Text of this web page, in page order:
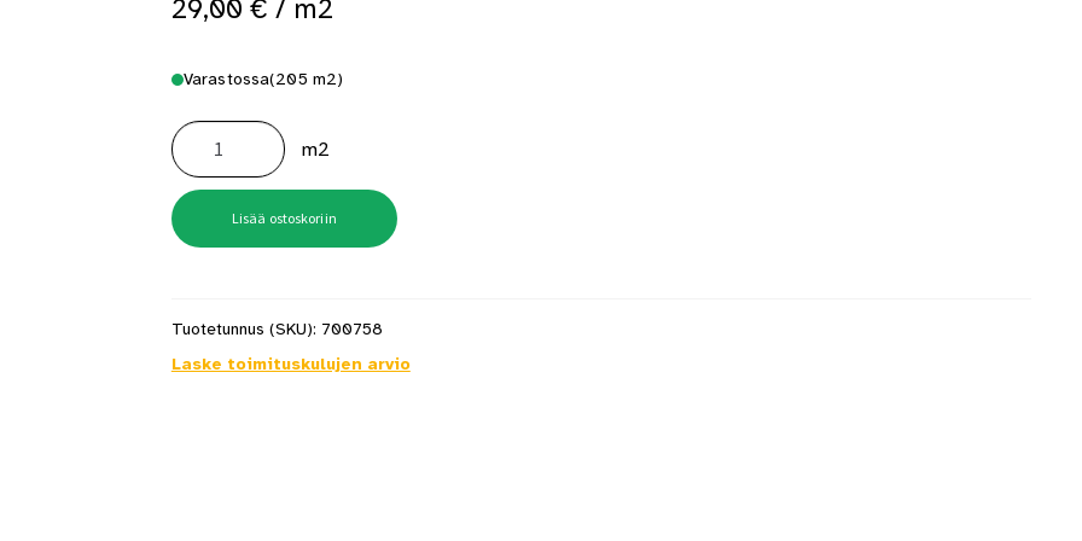
saat saunan puupinnat taas siisteiksi Usein kysytyt kysymykset (FAQ)
29,00 € / m2
Varastossa(205 m2)
Lattialaatta
Boston
Gris
45X45
määrä
m2
Lisää ostoskoriin
Tuotetunnus (SKU): 700758
Laske toimituskulujen arvio